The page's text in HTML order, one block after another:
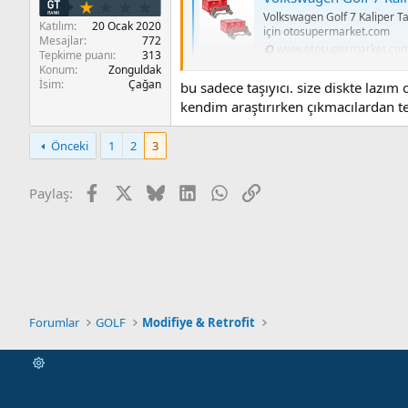
Katılım
20 Ocak 2020
Mesajlar
772
Tepkime puanı
313
Konum
Zonguldak
İsim
Çağan
Volkswagen Golf 7 Kaliper
için otosupermarket.com
bu sadece taşıyıcı. size diskte lazım
kendim araştırırken
Önceki 1 2 3
Paylaş: Facebook BlueskyLinkedInWhatsApp
Link
Forumlar GOLF Modifiye & Retrofit